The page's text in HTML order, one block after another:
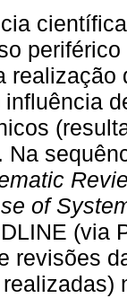
realização
Na
of
(via
revisões